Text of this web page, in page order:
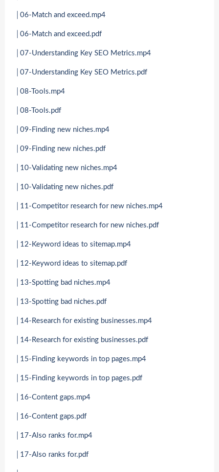
│06-Match and exceed.mp4
│06-Match and exceed.pdf
│07-Understanding Key SEO Metrics.mp4
│07-Understanding Key SEO Metrics.pdf
│08-Tools.mp4
│08-Tools.pdf
│09-Finding new niches.mp4
│09-Finding new niches.pdf
│10-Validating new niches.mp4
│10-Validating new niches.pdf
│11-Competitor research for new niches.mp4
│11-Competitor research for new niches.pdf
│12-Keyword ideas to sitemap.mp4
│12-Keyword ideas to sitemap.pdf
│13-Spotting bad niches.mp4
│13-Spotting bad niches.pdf
│14-Research for existing businesses.mp4
│14-Research for existing businesses.pdf
│15-Finding keywords in top pages.mp4
│15-Finding keywords in top pages.pdf
│16-Content gaps.mp4
│16-Content gaps.pdf
│17-Also ranks for.mp4
│17-Also ranks for.pdf